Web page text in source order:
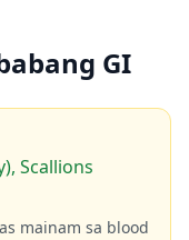
GI
Scallions
mainam sa blood